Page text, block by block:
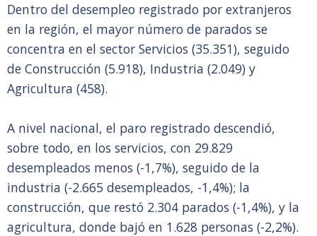
Dentro del desempleo registrado por extranjeros
en la región, el mayor número de parados se
concentra en el sector Servicios (35.351), seguido
de Construcción (5.918), Industria (2.049) y
Agricultura (458).
A nivel nacional, el paro registrado descendió,
sobre todo, en los servicios, con 29.829
desempleados menos (-1,7%), seguido de la
industria (-2.665 desempleados, -1,4%); la
construcción, que restó 2.304 parados (-1,4%), y la
agricultura, donde bajó en 1.628 personas (-2,2%).